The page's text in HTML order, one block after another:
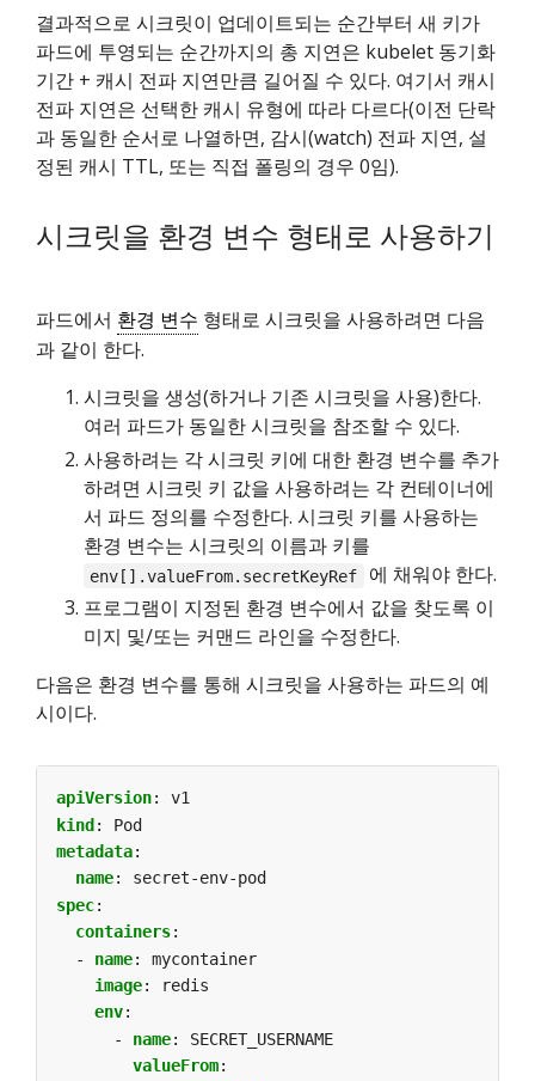
결과적으로 시크릿이 업데이트되는 순간부터 새 키가
파드에 투영되는 순간까지의 총 지연은 kubelet 동기화
기간 + 캐시 전파 지연만큼 길어질 수 있다. 여기서 캐시
전파 지연은 선택한 캐시 유형에 따라 다르다(이전 단락
과 동일한 순서로 나열하면, 감시(watch) 전파 지연, 설
정된 캐시 TTL, 또는 직접 폴링의 경우 0임).
시크릿을 환경 변수 형태로 사용하기
파드에서 환경 변수 형태로 시크릿을 사용하려면 다음
과 같이 한다.
시크릿을 생성(하거나 기존 시크릿을 사용)한다.
여러 파드가 동일한 시크릿을 참조할 수 있다.
사용하려는 각 시크릿 키에 대한 환경 변수를 추가
하려면 시크릿 키 값을 사용하려는 각 컨테이너에
서 파드 정의를 수정한다. 시크릿 키를 사용하는
환경 변수는 시크릿의 이름과 키를
env[].valueFrom.secretKeyRef
에 채워야 한다.
프로그램이 지정된 환경 변수에서 값을 찾도록 이
미지 및/또는 커맨드 라인을 수정한다.
다음은 환경 변수를 통해 시크릿을 사용하는 파드의 예
시이다.
apiVersion:
v1
kind :
Pod
metadata:
name:
secret-env-pod
spec:
containers:
- name:
mycontainer
image:
redis
env:
- name:
SECRET_USERNAME
valueFrom: